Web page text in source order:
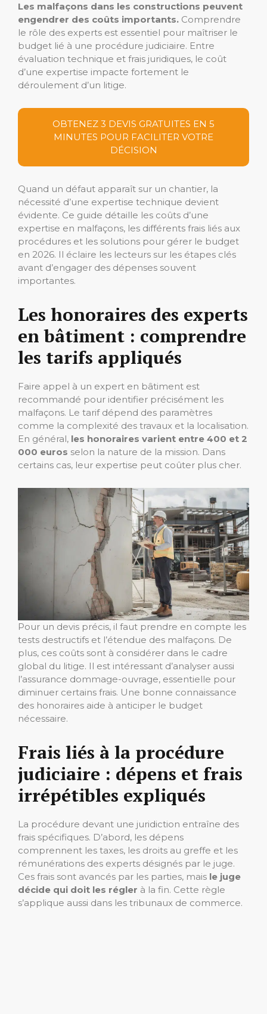
Les malfaçons dans les constructions peuvent
engendrer des coûts importants. Comprendre
le rôle des experts est essentiel pour maîtriser le
budget lié à une procédure judiciaire. Entre
évaluation technique et frais juridiques, le coût
d’une expertise impacte fortement le
déroulement d’un litige.
OBTENEZ 3 DEVIS GRATUITES EN 5
MINUTES POUR FACILITER VOTRE
DÉCISION
Quand un défaut apparaît sur un chantier, la
nécessité d’une expertise technique devient
évidente. Ce guide détaille les coûts d’une
expertise en malfaçons, les différents frais liés aux
procédures et les solutions pour gérer le budget
en 2026. Il éclaire les lecteurs sur les étapes clés
avant d’engager des dépenses souvent
importantes.
Les honoraires des experts
en bâtiment : comprendre
les tarifs appliqués
Faire appel à un expert en bâtiment est
recommandé pour identifier précisément les
malfaçons. Le tarif dépend des paramètres
comme la complexité des travaux et la localisation.
En général, les honoraires varient entre 400 et 2
000 euros selon la nature de la mission. Dans
certains cas, leur expertise peut coûter plus cher.
Pour un devis précis, il faut prendre en compte les
tests destructifs et l’étendue des malfaçons. De
plus, ces coûts sont à considérer dans le cadre
global du litige. Il est intéressant d’analyser aussi
l’assurance dommage-ouvrage, essentielle pour
diminuer certains frais. Une bonne connaissance
des honoraires aide à anticiper le budget
nécessaire.
Frais liés à la procédure
judiciaire : dépens et frais
irrépétibles expliqués
La procédure devant une juridiction entraîne des
frais spécifiques. D’abord, les dépens
comprennent les taxes, les droits au greffe et les
rémunérations des experts désignés par le juge.
Ces frais sont avancés par les parties, mais le juge
décide qui doit les régler à la fin. Cette règle
s’applique aussi dans les tribunaux de commerce.